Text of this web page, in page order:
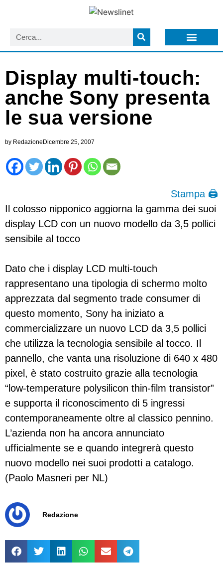
Display multi-touch:
anche Sony presenta
le sua versione
by RedazioneDicembre 25, 2007
Stampa 🖨
Il colosso nipponico aggiorna la gamma dei suoi
display LCD con un nuovo modello da 3,5 pollici
sensibile al tocco
Dato che i display LCD multi-touch
rappresentano una tipologia di schermo molto
apprezzata dal segmento trade consumer di
questo momento, Sony ha iniziato a
commercializzare un nuovo LCD da 3,5 pollici
che utilizza la tecnologia sensibile al tocco. Il
pannello, che vanta una risoluzione di 640 x 480
pixel, è stato costruito grazie alla tecnologia
“low-temperature polysilicon thin-film transistor”
e supporta il riconoscimento di 5 ingressi
contemporaneamente oltre al classico pennino.
L’azienda non ha ancora annunciato
ufficialmente se e quando integrerà questo
nuovo modello nei suoi prodotti a catalogo.
(Paolo Masneri per NL)
Redazione